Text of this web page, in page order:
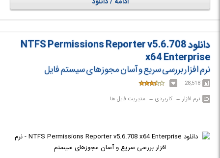
دانلود NTFS Permissions Reporter v5.6.708
x64 Enterprise
نرم افزار بررسی سریع و آسان مجوزهای سیستم فایل
28,518
نرم افزار‎ ← ‏ کاربردی‎ ← ‏ مدیریت فایل ها